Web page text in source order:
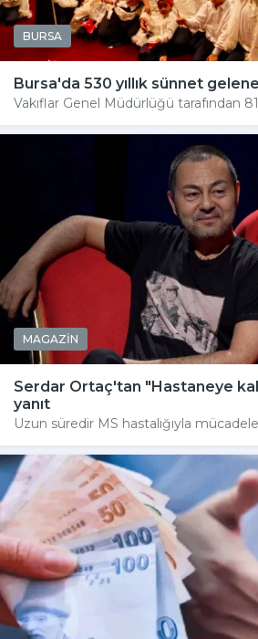
BURSA
Bursa'da 530 yıllık sünnet
Vakıflar Genel Müdürlüğü tarafından
MAGAZİN
Serdar Ortaç'tan "Hastaneye
yanıt
Uzun süredir MS hastalığıyla